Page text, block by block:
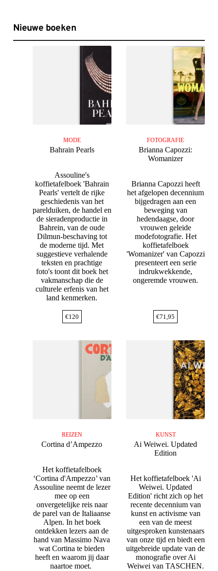
Nieuwe boeken
MODE
Bahrain Pearls
Assouline's
koffietafelboek 'Bahrain
Pearls' vertelt de rijke
geschiedenis van het
parelduiken, de handel en
de sieradenproductie in
Bahrein, van de oude
Dilmun-beschaving tot
de moderne tijd. Met
suggestieve verhalende
teksten en prachtige
foto's toont dit boek het
vakmanschap die de
culturele erfenis van het
land kenmerken.
€120
FOTOGRAFIE
Brianna Capozzi:
Womanizer
Brianna Capozzi heeft
het afgelopen decennium
bijgedragen aan een
beweging van
hedendaagse, door
vrouwen geleide
modefotografie. Het
koffietafelboek
'Womanizer' van Capozzi
presenteert een serie
indrukwekkende,
ongeremde vrouwen.
€71,95
REIZEN
Cortina d’Ampezzo
Het koffietafelboek
‘Cortina d'Ampezzo’ van
Assouline neemt de lezer
mee op een
onvergetelijke reis naar
de parel van de Italiaanse
Alpen. In het boek
ontdekken lezers aan de
hand van Massimo Nava
wat Cortina te bieden
heeft en waarom jij daar
naartoe moet.
KUNST
Ai Weiwei. Updated
Edition
Het koffietafelboek 'Ai
Weiwei. Updated
Edition' richt zich op het
recente decennium van
kunst en activisme van
een van de meest
uitgesproken kunstenaars
van onze tijd en biedt een
uitgebreide update van de
monografie over Ai
Weiwei van TASCHEN.